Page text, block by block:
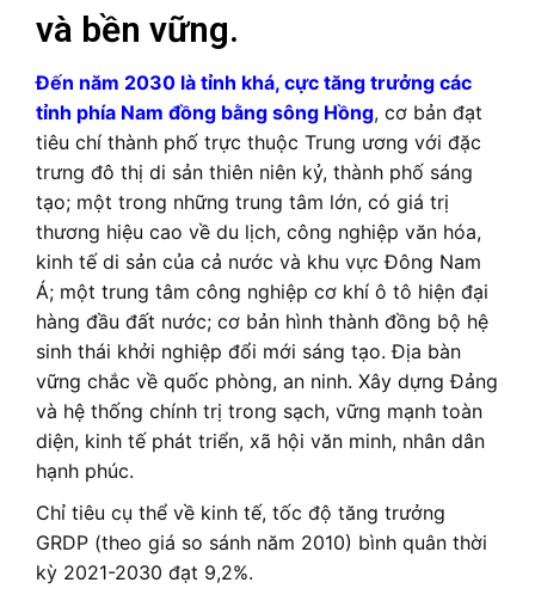
và bền vững.
Đến năm 2030 là tỉnh khá, cực tăng trưởng các
tỉnh phía Nam đồng bằng sông Hồng, cơ bản đạt
tiêu chí thành phố trực thuộc Trung ương với đặc
trưng đô thị di sản thiên niên kỷ, thành phố sáng
tạo; một trong những trung tâm lớn, có giá trị
thương hiệu cao về du lịch, công nghiệp văn hóa,
kinh tế di sản của cả nước và khu vực Đông Nam
Á; một trung tâm công nghiệp cơ khí ô tô hiện đại
hàng đầu đất nước; cơ bản hình thành đồng bộ hệ
sinh thái khởi nghiệp đổi mới sáng tạo. Địa bàn
vững chắc về quốc phòng, an ninh. Xây dựng Đảng
và hệ thống chính trị trong sạch, vững mạnh toàn
diện, kinh tế phát triển, xã hội văn minh, nhân dân
hạnh phúc.
Chỉ tiêu cụ thể về kinh tế, tốc độ tăng trưởng
GRDP (theo giá so sánh năm 2010) bình quân thời
kỳ 2021-2030 đạt 9,2%.